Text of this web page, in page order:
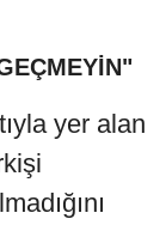
yer alan